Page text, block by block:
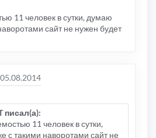
11 человек в сутки, думаю
сайт не нужен будет
Сообщение
05.08.2014
писал(а):
11 человек в сутки,
с такими наворотами сайт не